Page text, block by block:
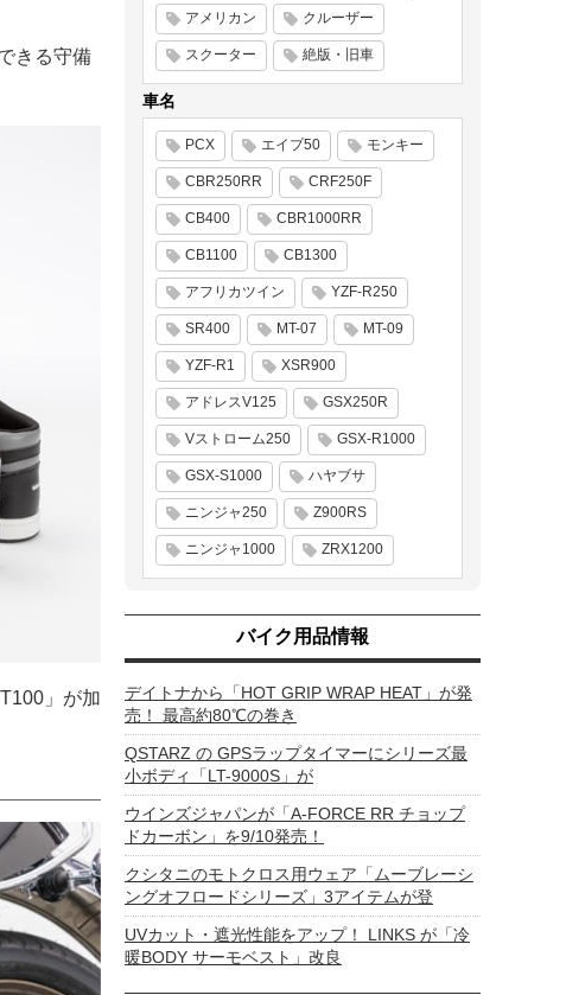
きる守備
」が加
アメリカン クルーザー
スクーター 絶版・旧車
車名
PCX エイプ50 モンキー
CBR250RR CRF250F
CB400 CBR1000RR
CB1100 CB1300
アフリカツイン YZF-R250
SR400 MT-07 MT-09
YZF-R1 XSR900
アドレスV125 GSX250R
Vストローム250 GSX-R1000
GSX-S1000 ハヤブサ
ニンジャ250 Z900RS
ニンジャ1000 ZRX1200
バイク用品情報
デイトナから「HOT GRIP WRAP HEAT」が発
売！ 最高約80℃の巻き
QSTARZ の GPSラップタイマーにシリーズ最
小ボディ「LT-9000S」が
ウインズジャパンが「A-FORCE RR チョップ
ドカーボン」を9/10発売！
クシタニのモトクロス用ウェア「ムーブレーシ
ングオフロードシリーズ」3アイテムが登
UVカット・遮光性能をアップ！ LINKS が「冷
暖BODY サーモベスト」改良